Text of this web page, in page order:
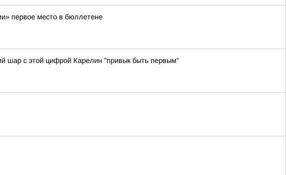
первое место в бюллетене
шар с этой цифрой Карелин "привык быть первым"